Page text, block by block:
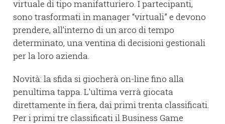
virtuale di tipo manifatturiero. I partecipanti,
sono trasformati in manager “virtuali” e devono
prendere, all’interno di un arco di tempo
determinato, una ventina di decisioni gestionali
per la loro azienda.
Novità: la sfida si giocherà on-line fino alla
penultima tappa. L'ultima verrà giocata
direttamente in fiera, dai primi trenta classificati.
Per i primi tre classificati il Business Game